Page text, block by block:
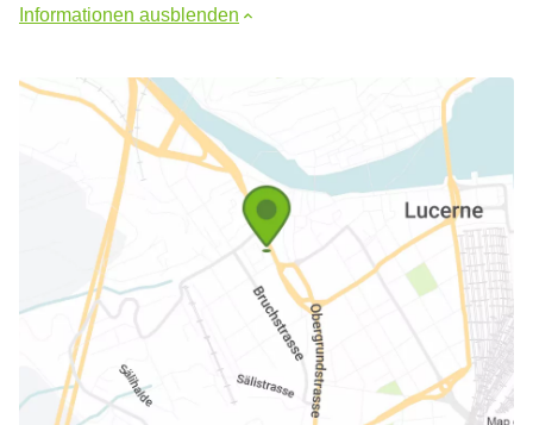
Informationen ausblenden